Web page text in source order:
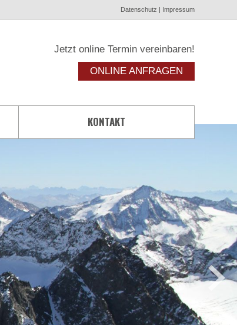
Datenschutz | Impressum
Jetzt online Termin vereinbaren!
ONLINE ANFRAGEN
KONTAKT